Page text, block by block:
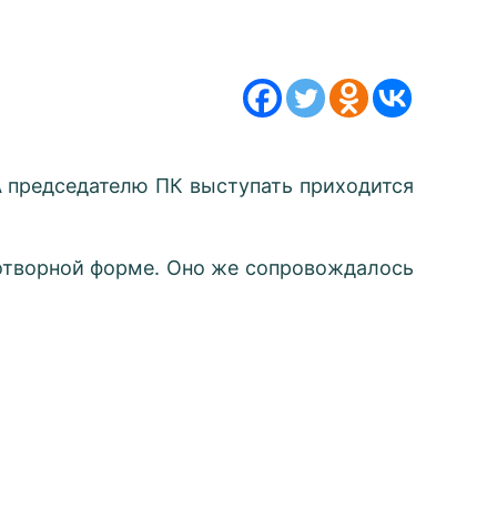
ПК выступать приходится
форме. Оно же сопровождалось